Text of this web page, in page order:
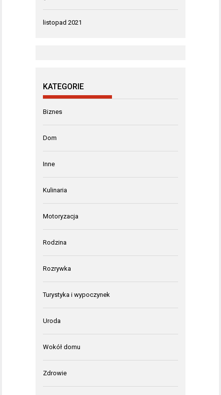
listopad 2021
KATEGORIE
Biznes
Dom
Inne
Kulinaria
Motoryzacja
Rodzina
Rozrywka
Turystyka i wypoczynek
Uroda
Wokół domu
Zdrowie